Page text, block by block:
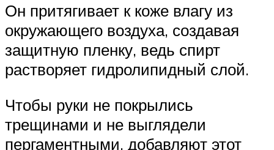
Он притягивает к коже влагу из
окружающего воздуха, создавая
защитную пленку, ведь спирт
растворяет гидролипидный слой.
Чтобы руки не покрылись
трещинами и не выглядели
пергаментными, добавляют этот